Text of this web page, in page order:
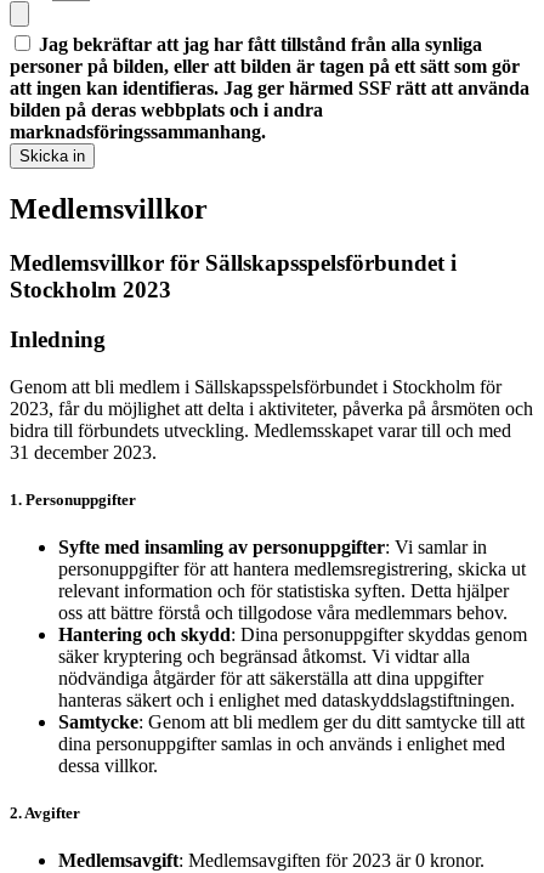
Jag bekräftar att jag har fått tillstånd från alla synliga
personer på bilden, eller att bilden är tagen på ett sätt som gör
att ingen kan identifieras. Jag ger härmed SSF rätt att använda
bilden på deras webbplats och i andra
marknadsföringssammanhang.
Skicka in
Medlemsvillkor
Medlemsvillkor för Sällskapsspelsförbundet i
Stockholm 2023
Inledning
Genom att bli medlem i Sällskapsspelsförbundet i Stockholm för
2023, får du möjlighet att delta i aktiviteter, påverka på årsmöten och
bidra till förbundets utveckling. Medlemsskapet varar till och med
31 december 2023.
1. Personuppgifter
Syfte med insamling av personuppgifter: Vi samlar in
personuppgifter för att hantera medlemsregistrering, skicka ut
relevant information och för statistiska syften. Detta hjälper
oss att bättre förstå och tillgodose våra medlemmars behov.
Hantering och skydd: Dina personuppgifter skyddas genom
säker kryptering och begränsad åtkomst. Vi vidtar alla
nödvändiga åtgärder för att säkerställa att dina uppgifter
hanteras säkert och i enlighet med dataskyddslagstiftningen.
Samtycke: Genom att bli medlem ger du ditt samtycke till att
dina personuppgifter samlas in och används i enlighet med
dessa villkor.
2. Avgifter
Medlemsavgift: Medlemsavgiften för 2023 är 0 kronor.